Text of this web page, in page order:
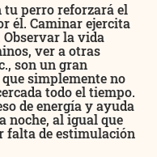
tu perro reforzará el
él. Caminar ejercita
la vida
ver a otras
son un gran
simplemente no
todo el tiempo.
de energía y ayuda
noche, al igual que
falta de estimulación